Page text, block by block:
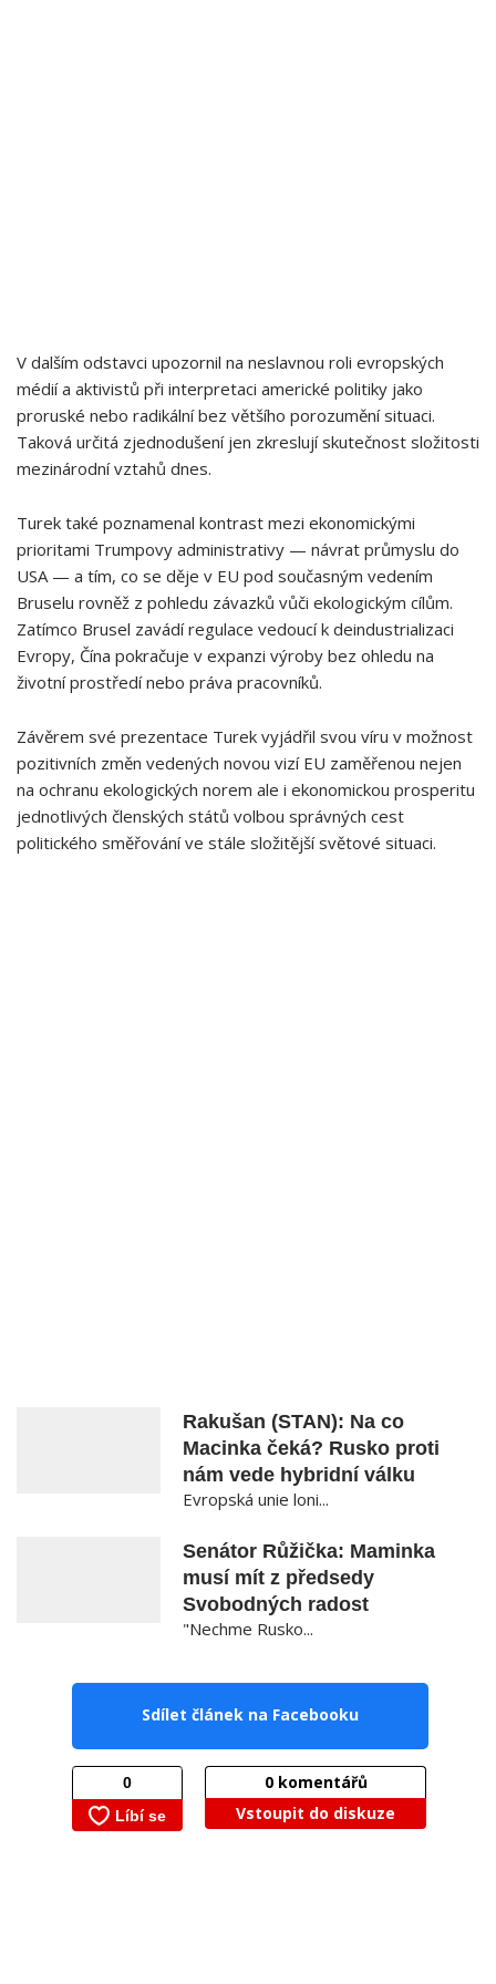
V dalším odstavci upozornil na neslavnou roli evropských ​
médií a aktivistů při interpretaci americké politiky jako ​
proruské nebo radikální ⁢bez většího porozumění situaci.
Taková určitá zjednodušení jen zkreslují skutečnost složitosti
mezinárodní vztahů dnes.
Turek také poznamenal kontrast mezi ekonomickými
prioritami Trumpovy ⁢administrativy — návrat průmyslu do
USA — a ⁢tím, co ⁣se děje v⁤ EU pod současným vedením
Bruselu rovněž z pohledu závazků vůči ekologickým cílům.
Zatímco Brusel zavádí regulace vedoucí k deindustrializaci
Evropy, Čína pokračuje v expanzi ⁢výroby bez ohledu ​na
životní prostředí nebo práva pracovníků.
Závěrem své prezentace Turek vyjádřil svou ⁣víru v možnost
pozitivních změn vedených novou vizí EU zaměřenou nejen
na ochranu⁤ ekologických ⁢norem ale​ i ekonomickou prosperitu
jednotlivých členských států volbou správných cest
politického směřování ve stále složitější světové situaci.
Rakušan (STAN): Na co
Macinka čeká? Rusko proti
nám vede hybridní válku
Evropská unie loni...
Senátor Růžička: Maminka
musí mít z předsedy
Svobodných radost
"Nechme Rusko...
Sdílet článek na Facebooku
0komentářů
Vstoupit do diskuze